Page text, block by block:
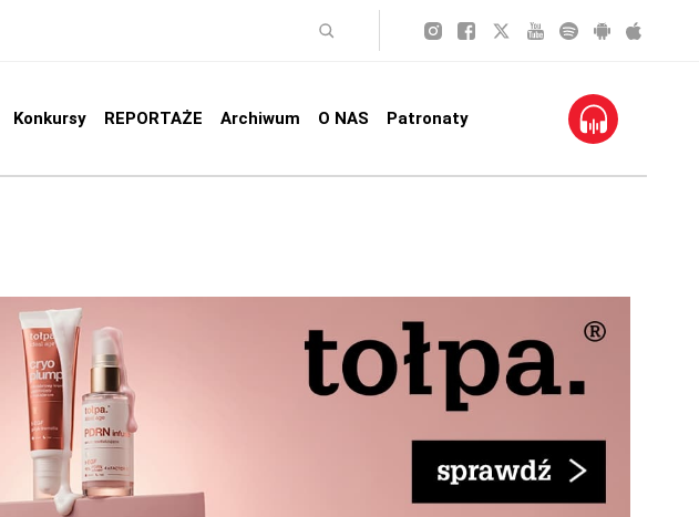
Konkursy REPORTAŻE Archiwum O NAS Patronaty